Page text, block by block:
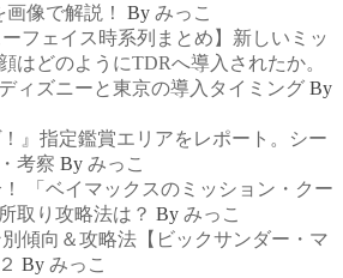
像で解説！
By みっこ
ーフェイス時系列まとめ】新しいミッ
はどのようにTDRへ導入されたか。
ィズニーと東京の導入タイミング By
』指定鑑賞エリアをレポート。シー
考察 By みっこ
「ベイマックスのミッション・クー
取り攻略法は？ By みっこ
傾向＆攻略法【ビックサンダー・マ
By みっこ